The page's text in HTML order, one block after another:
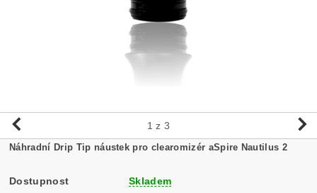
1 z 3
Náhradní Drip Tip náustek pro clearomizér aSpire Nautilus 2
Dostupnost Skladem